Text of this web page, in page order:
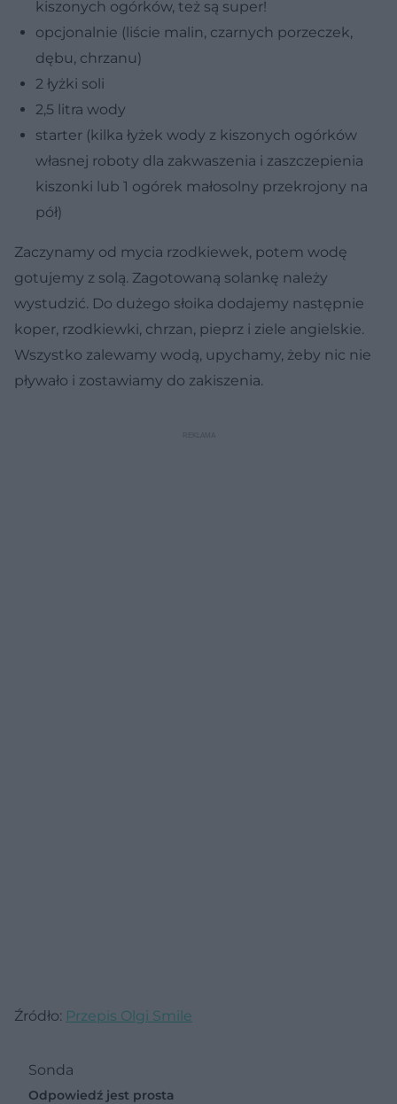
kiszonych ogórków, też są super!
opcjonalnie (liście malin, czarnych porzeczek,
dębu, chrzanu)
2 łyżki soli
2,5 litra wody
starter (kilka łyżek wody z kiszonych ogórków
własnej roboty dla zakwaszenia i zaszczepienia
kiszonki lub 1 ogórek małosolny przekrojony na
pół)
Zaczynamy od mycia rzodkiewek, potem wodę
gotujemy z solą. Zagotowaną solankę należy
wystudzić. Do dużego słoika dodajemy następnie
koper, rzodkiewki, chrzan, pieprz i ziele angielskie.
Wszystko zalewamy wodą, upychamy, żeby nic nie
pływało i zostawiamy do zakiszenia.
Źródło: Przepis Olgi Smile
Sonda
Odpowiedź jest prosta